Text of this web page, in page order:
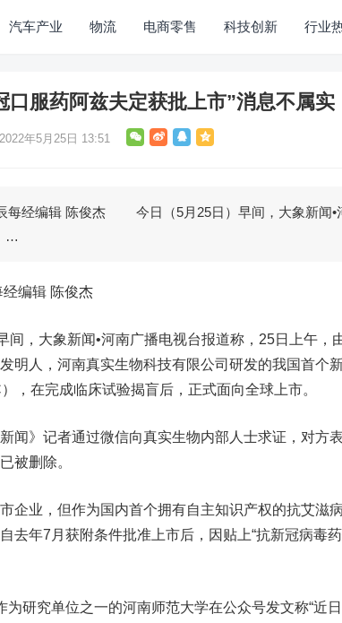
汽车产业 物流 电商零售 科技创新 行业
口服药阿兹夫定获批上市”消息不属实
2022年5月25日 13:51
经编辑 陈俊杰 今日（5月25日）早间，大象新闻•
…
编辑 陈俊杰
，大象新闻•河南广播电视台报道称，25日上午，
明人，河南真实生物科技有限公司研发的我国首个
在完成临床试验揭盲后，正式面向全球上市。
》记者通过微信向真实生物内部人士求证，对方
被删除。
业，但作为国内首个拥有自主知识产权的抗艾滋
去年7月获附条件批准上市后，因贴上“抗新冠病毒
究单位之一的河南师范大学在公众号发文称“近